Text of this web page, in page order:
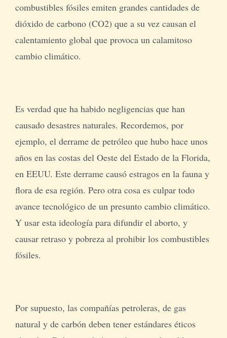
combustibles fósiles emiten grandes cantidades de
dióxido de carbono (CO2) que a su vez causan el
calentamiento global que provoca un calamitoso
cambio climático.
Es verdad que ha habido negligencias que han
causado desastres naturales. Recordemos, por
ejemplo, el derrame de petróleo que hubo hace unos
años en las costas del Oeste del Estado de la Florida,
en EEUU. Este derrame causó estragos en la fauna y
flora de esa región. Pero otra cosa es culpar todo
avance tecnológico de un presunto cambio climático.
Y usar esta ideología para difundir el aborto, y
causar retraso y pobreza al prohibir los combustibles
fósiles.
Por supuesto, las compañías petroleras, de gas
natural y de carbón deben tener estándares éticos